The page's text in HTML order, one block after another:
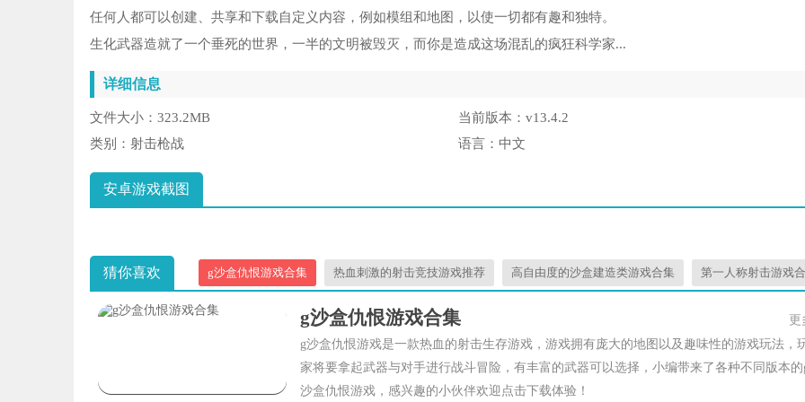
任何人都可以创建、共享和下载自定义内容，例如模组和地图，以使一切都有趣和独特。
生化武器造就了一个垂死的世界，一半的文明被毁灭，而你是造成这场混乱的疯狂科学家...
详细信息
文件大小： 323.2MB 当前版本： v13.4.2
类别： 射击枪战 语言： 中文
安卓游戏截图
猜你喜欢 g沙盒仇恨游戏合集 热血刺激的射击竞技游戏推荐 高自由度的沙盒建造类游戏合集 第一人称射击游戏
g沙盒仇恨游戏合集
更
g沙盒仇恨游戏是一款热血的射击生存游戏，游戏拥有庞大的地图以及趣味性的游戏玩法，
家将要拿起武器与对手进行战斗冒险，有丰富的武器可以选择，小编带来了各种不同版本的
沙盒仇恨游戏，感兴趣的小伙伴欢迎点击下载体验！